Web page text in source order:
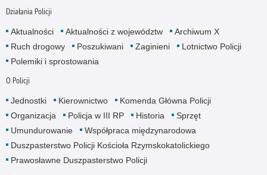
Działania Policji
Aktualności Aktualności z województw
Archiwum X
Ruch drogowy
Poszukiwani Zaginieni
Lotnictwo Policji
Polemiki i sprostowania
O Policji
Jednostki Kierownictwo
Komenda Główna Policji
Organizacja
Policja w III RP Historia
Sprzęt
Umundurowanie
Współpraca międzynarodowa
Duszpasterstwo Policji Kościoła Rzymskokatolickiego
Prawosławne Duszpasterstwo Policji